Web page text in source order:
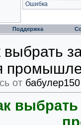
Ошибка
Поддержка
выбрать
от бабулер150